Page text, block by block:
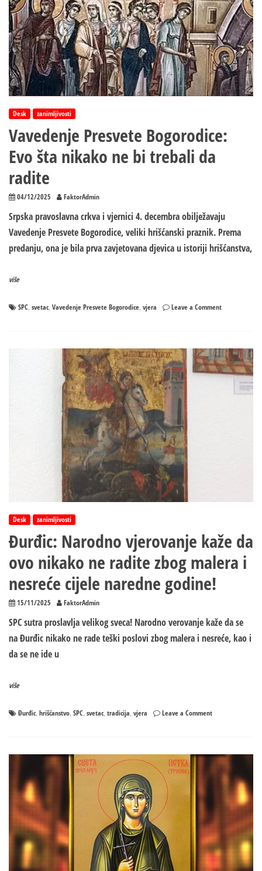
Desk zanimljivosti
Vavedenje Presvete Bogorodice:
Evo šta nikako ne bi trebali da
radite
04/12/2025 FaktorAdmin
Srpska pravoslavna crkva i vjernici 4. decembra obilježavaju
Vavedenje Presvete Bogorodice, veliki hrišćanski praznik. Prema
predanju, ona je bila prva zavjetovana djevica u istoriji hrišćanstva,
više
SPC, svetac, Vavedenje Presvete Bogorodice, vjera Leave a Commenton
Evo
šta
nikako
Desk zanimljivosti
Đurđic: Narodno vjerovanje kaže da
ovo nikako ne radite zbog malera i
nesreće cijele naredne godine!
15/11/2025 FaktorAdmin
SPC sutra proslavlja velikog sveca! Narodno verovanje kaže da se
na Đurđic nikako ne rade teški poslovi zbog malera i nesreće, kao i
da se ne ide u
više
Đurđic, hrišćanstvo, SPC, svetac, tradicija, vjera Leave a Commenton
kaže
nikako
radite
malera
i
nesreće